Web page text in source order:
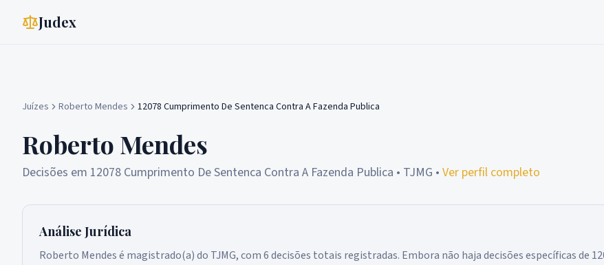
Judex
Juízes Roberto Mendes 12078 Cumprimento De Sentenca Contra A Fazenda Publica
Roberto Mendes
Decisões em 12078 Cumprimento De Sentenca Contra A Fazenda Publica • TJMG • Ver perfil completo
Análise Jurídica
Roberto Mendes é magistrado(a) do TJMG, com 6 decisões totais registradas. Embora não haja decisões específicas de